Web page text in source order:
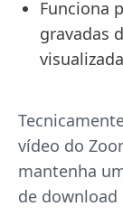
Funciona
gravadas
vídeo do
mantenha
de download